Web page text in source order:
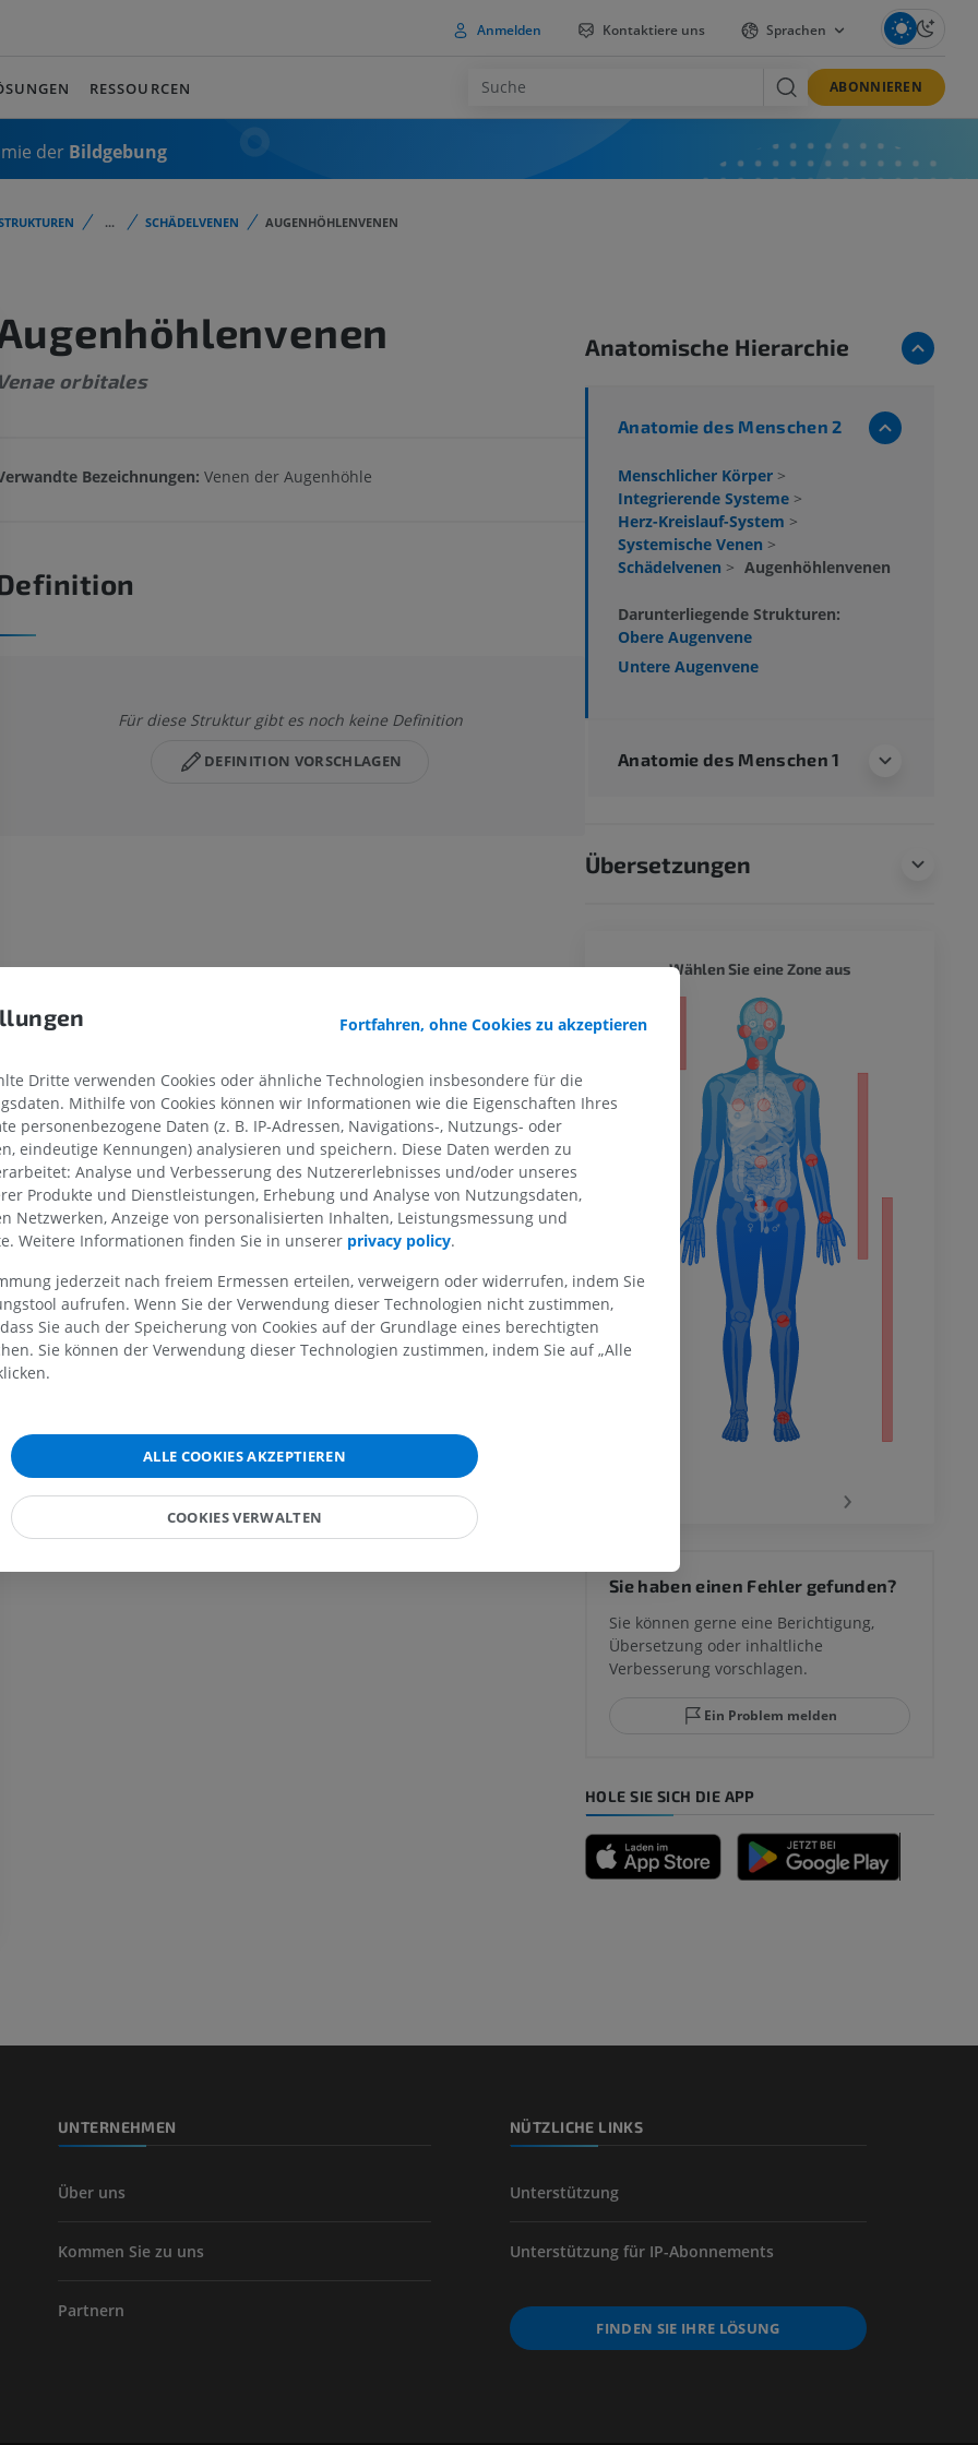
Anmelden Kontaktiere uns Sprachen
RESSOURCEN ABONNIEREN
der Bildgebung
... SCHÄDELVENEN AUGENHÖHLENVENEN
Venae orbitales
Bezeichnungen: Venen der Augenhöhle
Für diese Struktur gibt es noch keine Definition
DEFINITION VORSCHLAGEN
Anatomische Hierarchie
Anatomie des Menschen 2
Menschlicher Körper >
Integrierende Systeme >
Herz-Kreislauf-System >
Systemische Venen >
Schädelvenen > Augenhöhlenvenen
Darunterliegende Strukturen:
Obere Augenvene
Untere Augenvene
Anatomie des Menschen 1
Übersetzungen
GLIEDMASSE
MRT der oberen Extremität
MRT der Schulter
MRT
PREMIUM
MRT des Handgelenks
MRT
MRT des Ellenbogens
MRT
PREMIUM
Röntgenbilder
UNTERE GLIEDMASSE
Untere Extremität
Röntgenaufnahme der
unteren Extremität
Röntgenbilder
KOSTENLOS
MRT der unteren Extremität
PREMIUM
Hüft-MRT
PREMIUM
Kniegelenks
CT
Arteriografie der unteren
Wählen Sie eine Zone aus
›
Sie haben einen Fehler gefunden?
Sie können gerne eine Berichtigung,
Übersetzung oder inhaltliche
Verbesserung vorschlagen.
Ein Problem melden
HOLE SIE SICH DIE APP
UNTERNEHMEN
Über uns
Kommen Sie zu uns
Partnern
NÜTZLICHE LINKS
Unterstützung
Unterstützung für IP-Abonnements
FINDEN SIE IHRE LÖSUNG
Fortfahren, ohne Cookies zu akzeptieren
Dritte verwenden Cookies oder ähnliche Technologien insbesondere für die
Mithilfe von Cookies können wir Informationen wie die Eigenschaften Ihres
personenbezogene Daten (z. B. IP-Adressen, Navigations-, Nutzungs- oder
eindeutige Kennungen) analysieren und speichern. Diese Daten werden zu
Analyse und Verbesserung des Nutzererlebnisses und/oder unseres
Produkte und Dienstleistungen, Erhebung und Analyse von Nutzungsdaten,
Netzwerken, Anzeige von personalisierten Inhalten, Leistungsmessung und
Weitere Informationen finden Sie in unserer privacy policy.
jederzeit nach freiem Ermessen erteilen, verweigern oder widerrufen, indem Sie
aufrufen. Wenn Sie der Verwendung dieser Technologien nicht zustimmen,
Sie auch der Speicherung von Cookies auf der Grundlage eines berechtigten
Sie können der Verwendung dieser Technologien zustimmen, indem Sie auf „Alle
ALLE COOKIES AKZEPTIEREN
COOKIES VERWALTEN